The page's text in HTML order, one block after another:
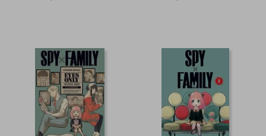
S/ 56,63